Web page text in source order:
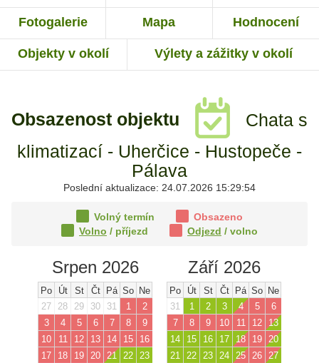
Fotogalerie Mapa Hodnocení
Objekty v okolí Výlety a zážitky v okolí
Obsazenost objektu
Chata s
klimatizací - Uherčice - Hustopeče -
Pálava
Poslední aktualizace: 24.07.2026 15:29:54
Volný termín
Obsazeno
Volno / příjezd Odjezd / volno
Srpen 2026
Po Út St Čt Pá So Ne
27
28 29 30 31 1
2
3
4 5 6 7 8
9
10
11 12 13 14 15
16
17
18 19 20 21 22
23
Září 2026
Po Út St Čt Pá So Ne
31
1 2 3 4 5
6
7
8 9 10 11 12
13
14
15 16 17 18 19
20
21
22 23 24 25 26
27